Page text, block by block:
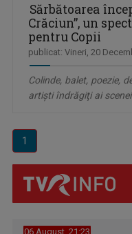
Sărbătoarea
Crăciun”, un
pentru Copii
publicat: Vineri, 20
Colinde, balet, poezie,
artişti îndrăgiţi ai
1
06 August, 21:23